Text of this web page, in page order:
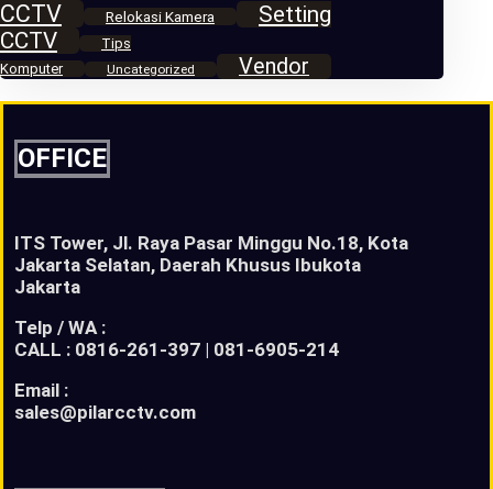
CCTV
Relokasi Kamera
Setting
CCTV
Tips
Komputer
Uncategorized Vendor
OFFICE
ITS Tower, Jl. Raya Pasar Minggu No.18, Kota
Jakarta Selatan, Daerah Khusus Ibukota
Jakarta
Telp / WA :
CALL : 0816-261-397 | 081-6905-214
Email :
sales@pilarcctv.com